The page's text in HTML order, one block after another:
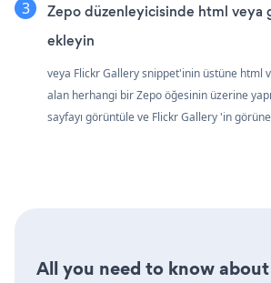
Zepo düzenleyicisinde html veya
ekleyin
veya Flickr Gallery snippet'inin üstüne html
alan herhangi bir Zepo öğesinin üzerine
sayfayı görüntüle ve Flickr Gallery 'in
All you need to know